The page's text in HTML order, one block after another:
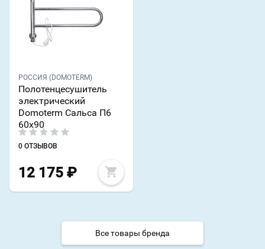
РОССИЯ (DOMOTERM)
Полотенцесушитель
электрический
Domoterm Сальса П6
60x90
0 ОТЗЫВОВ
12 175 ₽
Все товары бренда